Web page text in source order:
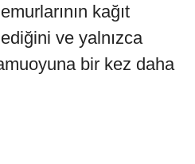
kağıt
ve yalnızca
bir kez daha